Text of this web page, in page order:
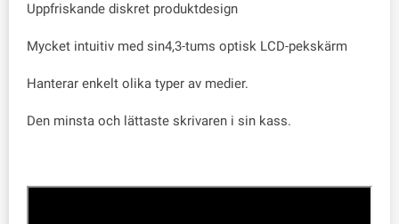
Uppfriskande diskret produktdesign
Mycket intuitiv med sin4,3-tums optisk LCD-pekskärm
Hanterar enkelt olika typer av medier.
Den minsta och lättaste skrivaren i sin kass.